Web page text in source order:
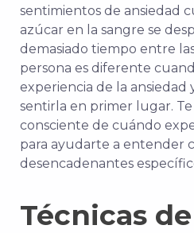
sentimientos de ansiedad
azúcar en la sangre se
demasiado tiempo entre
persona es diferente
experiencia de la ansiedad
sentirla en primer lugar.
consciente de cuándo
para ayudarte a entender
desencadenantes
Técnicas